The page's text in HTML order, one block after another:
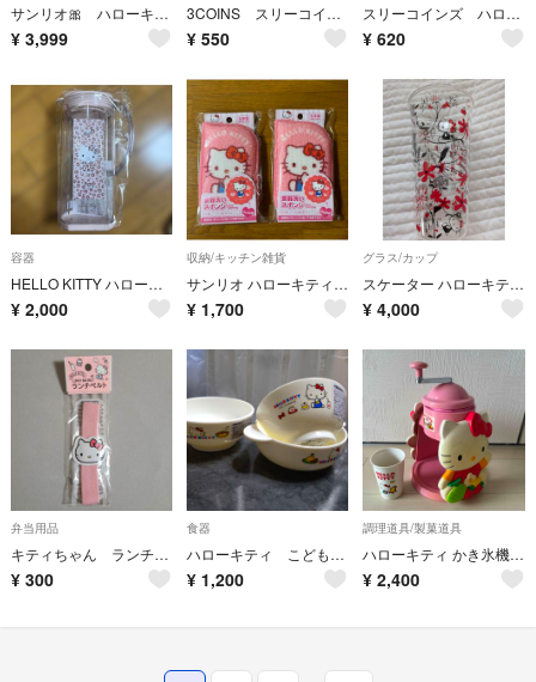
サンリオ🎀 ハローキティ おわん ２個セット タイニーちゃん 未使用
¥ 3,999
3COINS スリーコインズ ハローキティ コラボ ラバーコースター
¥ 550
スリーコインズ ハローキティ☆ラバーコースター
¥ 620
容器
HELLO KITTY ハローキティ一 ピッチャー
¥ 2,000
収納/キッチン雑貨
サンリオ ハローキティ 食器洗いスポンジ
¥ 1,700
グラス/カップ
スケーター ハローキティ ガスタンブラーロング 370ml 4個セット 耐熱ガラス 新品箱入
¥ 4,000
弁当用品
キティちゃん ランチベルト
¥ 300
食器
ハローキティ こども食器（３個）
¥ 1,200
調理道具/製菓道具
ハローキティ かき氷機 カップ付き
¥ 2,400